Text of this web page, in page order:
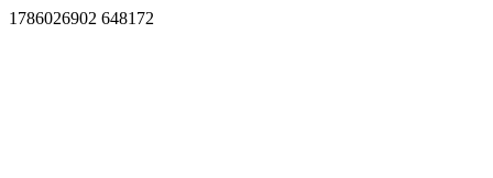
1786026902 648172